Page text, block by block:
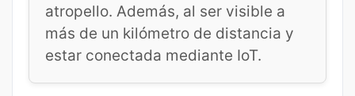
atropello. Además, al ser visible a
más de un kilómetro de distancia y
estar conectada mediante IoT.